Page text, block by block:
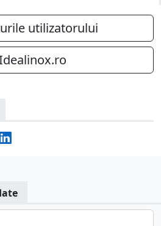
utilizatorului